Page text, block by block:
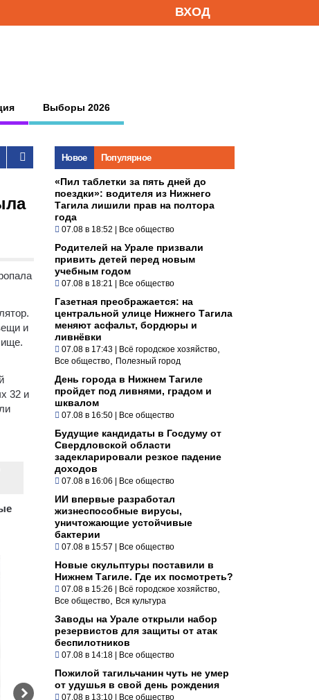
ВХОД
Выборы 2026
и
32 и
Новое Популярное
«Пил таблетки за пять дней до
поездки»: водителя из Нижнего
Тагила лишили прав на полтора
года
07.08 в 18:52 | Все общество
Родителей на Урале призвали
привить детей перед новым
учебным годом
07.08 в 18:21 | Все общество
Газетная преображается: на
центральной улице Нижнего Тагила
меняют асфальт, бордюры и
ливнёвки
07.08 в 17:43 | Всё городское хозяйство
Все общество Полезный город
День города в Нижнем Тагиле
пройдет под ливнями, градом и
шквалом
07.08 в 16:50 | Все общество
Будущие кандидаты в Госдуму от
Свердловской области
задекларировали резкое падение
доходов
07.08 в 16:06 | Все общество
ИИ впервые разработал
жизнеспособные вирусы,
уничтожающие устойчивые
бактерии
07.08 в 15:57 | Все общество
Новые скульптуры поставили в
Нижнем Тагиле. Где их посмотреть?
07.08 в 15:26 | Всё городское хозяйство
Все общество Вся культура
Заводы на Урале открыли набор
резервистов для защиты от атак
беспилотников
07.08 в 14:18 | Все общество
Пожилой тагильчанин чуть не умер
от удушья в свой день рождения
07.08 в 13:10 | Все общество